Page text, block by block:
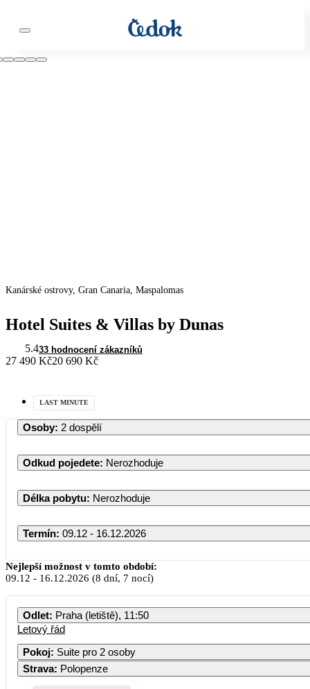
Kanárské ostrovy, Gran Canaria, Maspalomas
Hotel Suites & Villas by Dunas
5.433 hodnocení zákazníků
27 490 Kč20 690 Kč
LAST MINUTE
Osoby: 2 dospělí
Odkud pojedete: Nerozhoduje
Délka pobytu: Nerozhoduje
Termín: 09.12 - 16.12.2026
Nejlepší možnost v tomto období:
09.12 - 16.12.2026 (8 dní, 7 nocí)
Odlet: Praha (letiště), 11:50
Letový řád
Pokoj: Suite pro 2 osoby
Strava: Polopenze